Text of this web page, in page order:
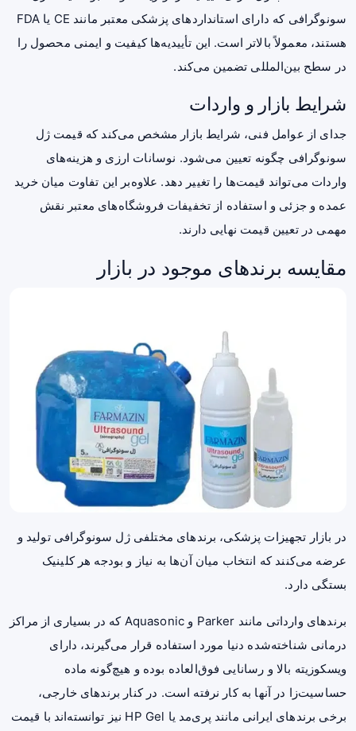
سونوگرافی که دارای استانداردهای پزشکی معتبر مانند CE یا FDA
هستند، معمولاً بالاتر است. این تأییدیه‌ها کیفیت و ایمنی محصول را
در سطح بین‌المللی تضمین می‌کند.
شرایط بازار و واردات
جدای از عوامل فنی، شرایط بازار مشخص می‌کند که قیمت ژل
سونوگرافی چگونه تعیین می‌شود. نوسانات ارزی و هزینه‌های
واردات می‌تواند قیمت‌ها را تغییر دهد. علاوه‌بر این تفاوت میان خرید
عمده و جزئی و استفاده از تخفیفات فروشگاه‌های معتبر نقش
مهمی در تعیین قیمت نهایی دارند.
مقایسه برندهای موجود در بازار
در بازار تجهیزات پزشکی، برندهای مختلفی ژل سونوگرافی تولید و
عرضه می‌کنند که انتخاب میان آن‌ها به نیاز و بودجه هر کلینیک
بستگی دارد.
برندهای وارداتی مانند Parker و Aquasonic که در بسیاری از مراکز
درمانی شناخته‌شده دنیا مورد استفاده قرار می‌گیرند، دارای
ویسکوزیته بالا و رسانایی فوق‌العاده بوده و هیچ‌گونه ماده
حساسیت‌زا در آنها به کار نرفته است. در کنار برندهای خارجی،
برخی برندهای ایرانی مانند پری‌مد یا HP Gel نیز توانسته‌اند با قیمت